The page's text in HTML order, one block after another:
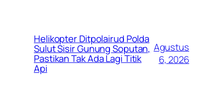
Helikopter Ditpolairud Polda
Sulut Sisir Gunung Soputan,
Pastikan Tak Ada Lagi Titik
Api
Agustus
6, 2026